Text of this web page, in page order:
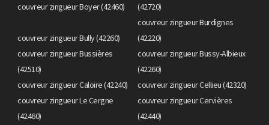
couvreur zingueur Boyer (42460)
(42720)
couvreur zingueur Bully (42260)
couvreur zingueur Burdignes
(42220)
couvreur zingueur Bussières
(42510)
couvreur zingueur Bussy-Albieux
(42260)
couvreur zingueur Caloire (42240)
couvreur zingueur Cellieu (42320)
couvreur zingueur Le Cergne
(42460)
couvreur zingueur Cervières
(42440)